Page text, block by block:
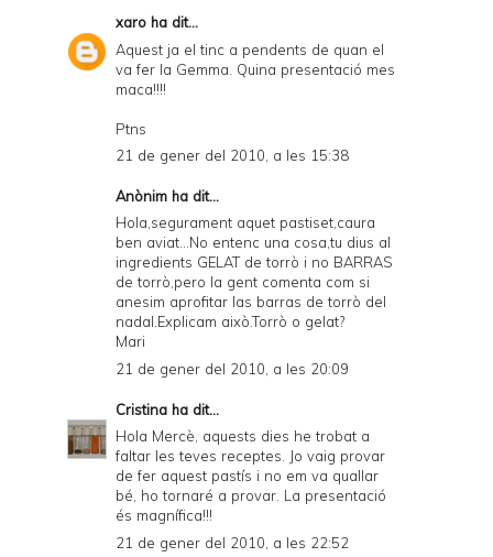
xaro ha dit...
Aquest ja el tinc a pendents de quan el
va fer la Gemma. Quina presentació mes
maca!!!!
Ptns
21 de gener del 2010, a les 15:38
Anònim ha dit...
Hola,segurament aquet pastiset,caura
ben aviat...No entenc una cosa,tu dius al
ingredients GELAT de torrò i no BARRAS
de torrò,pero la gent comenta com si
anesim aprofitar las barras de torrò del
nadal.Explicam això.Torrò o gelat?
Mari
21 de gener del 2010, a les 20:09
Cristina ha dit...
Hola Mercè, aquests dies he trobat a
faltar les teves receptes. Jo vaig provar
de fer aquest pastís i no em va quallar
bé, ho tornaré a provar. La presentació
és magnífica!!!
21 de gener del 2010, a les 22:52